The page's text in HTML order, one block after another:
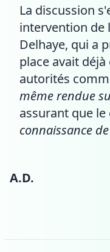
La discussion
intervention de
Delhaye, qui a
place avait
autorités
même rendue
assurant que
connaissance
A.D.